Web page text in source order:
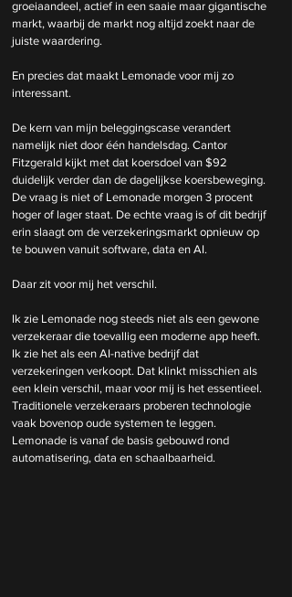
groeiaandeel, actief in een saaie maar gigantische
markt, waarbij de markt nog altijd zoekt naar de
juiste waardering.
En precies dat maakt Lemonade voor mij zo
interessant.
De kern van mijn beleggingscase verandert
namelijk niet door één handelsdag. Cantor
Fitzgerald kijkt met dat koersdoel van $92
duidelijk verder dan de dagelijkse koersbeweging.
De vraag is niet of Lemonade morgen 3 procent
hoger of lager staat. De echte vraag is of dit bedrijf
erin slaagt om de verzekeringsmarkt opnieuw op
te bouwen vanuit software, data en AI.
Daar zit voor mij het verschil.
Ik zie Lemonade nog steeds niet als een gewone
verzekeraar die toevallig een moderne app heeft.
Ik zie het als een AI-native bedrijf dat
verzekeringen verkoopt. Dat klinkt misschien als
een klein verschil, maar voor mij is het essentieel.
Traditionele verzekeraars proberen technologie
vaak bovenop oude systemen te leggen.
Lemonade is vanaf de basis gebouwd rond
automatisering, data en schaalbaarheid.